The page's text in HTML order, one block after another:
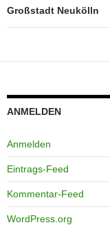
Großstadt Neukölln
ANMELDEN
Anmelden
Eintrags-Feed
Kommentar-Feed
WordPress.org